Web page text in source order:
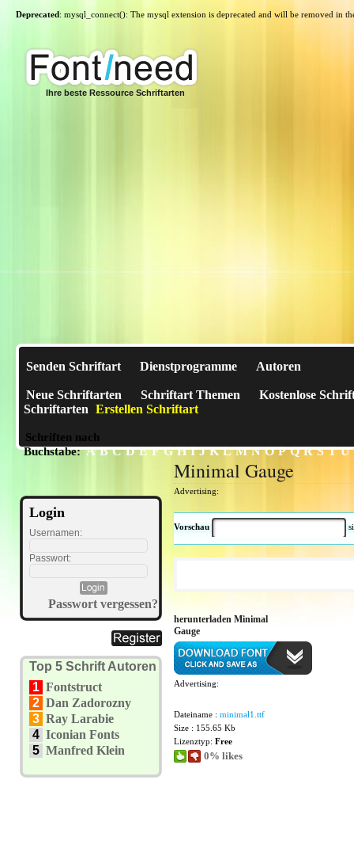
Deprecated: mysql_connect(): The mysql extension is deprecated and will be removed in
Ihre beste Ressource Schriftarten
Senden Schriftart Dienstprogramme Autoren
Neue Schriftarten Schriftart Themen
Kostenlose
Schriftarten Erstellen Schriftart
Schriften nach
Buchstabe:A B C D E F G H I J K L M N O P Q R S T U
Login
Usernamen:
Passwort:
Passwort vergessen?
Top 5 Schrift Autoren
1 Fontstruct
2 Dan Zadorozny
3 Ray Larabie
4 Iconian Fonts
5 Manfred Klein
Minimal Gauge
Advertising:
Vorschau
herunterladen Minimal
Gauge
Advertising:
Dateiname : minimal1.ttf
Size : 155.65 Kb
Lizenztyp: Free
0% likes